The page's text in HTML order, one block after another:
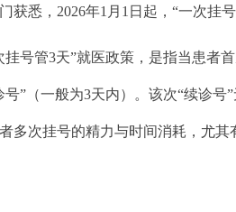
悉，2026年1月1日起，“一次挂号
管3天”就医政策，是指当患者首
号”（一般为3天内）。该次“续诊
多次挂号的精力与时间消耗，尤